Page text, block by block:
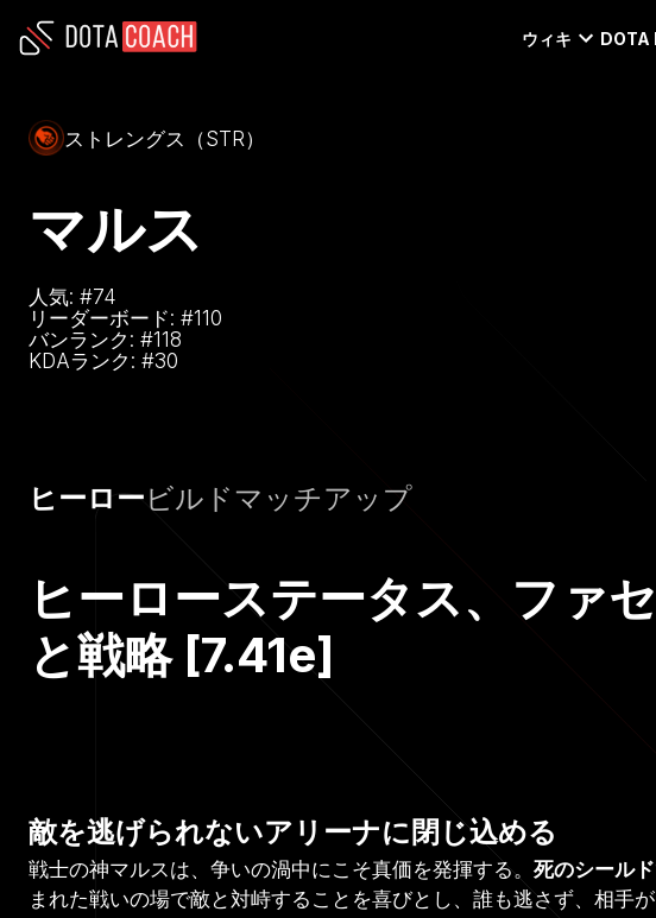
ウィキ DOTA
ストレングス（STR）
マルス
人気: #74
リーダーボード: #110
バンランク: #118
KDAランク: #30
ヒーロービルドマッチアップ
ヒーローステータス、ファ
と戦略 [7.41e]
敵を逃げられないアリーナに閉じ込める
戦士の神マルスは、争いの渦中にこそ真価を発揮する。 死のシールド
まれた戦いの場で敵と対峙することを喜びとし、誰も逃さず、相手